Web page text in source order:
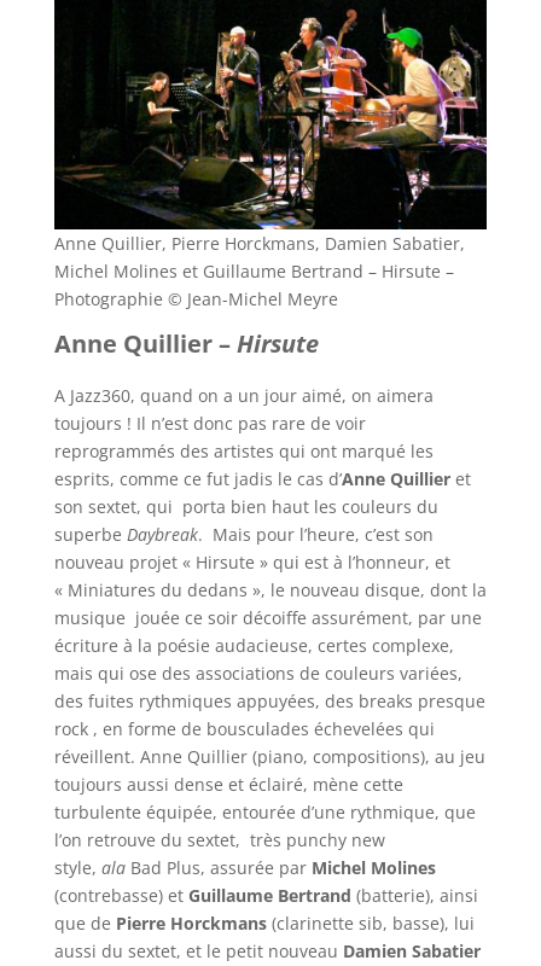
Anne Quillier, Pierre Horckmans, Damien Sabatier,
Michel Molines et Guillaume Bertrand – Hirsute –
Photographie © Jean-Michel Meyre
Anne Quillier –Hirsute
A Jazz360, quand on a un jour aimé, on aimera
toujours ! Il n’est donc pas rare de voir
reprogrammés des artistes qui ont marqué les
esprits, comme ce fut jadis le cas d’Anne Quillieret
son sextet, qui porta bien haut les couleurs du
superbe Daybreak. Mais pour l’heure, c’est son
nouveau projet « Hirsute » qui est à l’honneur, et
« Miniatures du dedans », le nouveau disque, dont la
musique jouée ce soir décoiffe assurément, par une
écriture à la poésie audacieuse, certes complexe,
mais qui ose des associations de couleurs variées,
des fuites rythmiques appuyées, des breaks presque
rock , en forme de bousculades échevelées qui
réveillent. Anne Quillier (piano, compositions), au jeu
toujours aussi dense et éclairé, mène cette
turbulente équipée, entourée d’une rythmique, que
l’on retrouve du sextet, très punchy new
style, alaBad Plus, assurée par Michel Molines
(contrebasse) et Guillaume Bertrand (batterie), ainsi
que de Pierre Horckmans(clarinette sib, basse), lui
aussi du sextet, et le petit nouveau Damien Sabatier